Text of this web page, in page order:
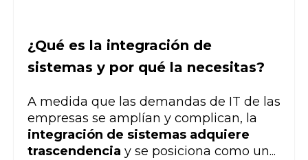
¿Qué es la integración de
sistemas y por qué la necesitas?
A medida que las demandas de IT de las
empresas se amplían y complican, la
integración de sistemas adquiere
trascendencia y se posiciona como un...